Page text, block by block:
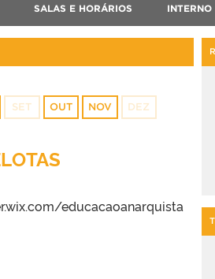
SALAS E HORÁRIOS INTERNO
SET OUT NOV DEZ
educacaoanarquista